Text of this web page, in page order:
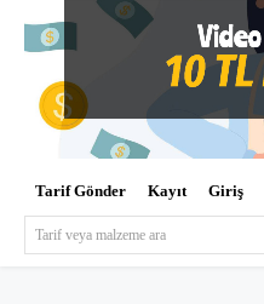
Tarif Gönder Kayıt Giriş
Tarif veya malzeme ara